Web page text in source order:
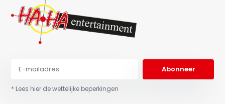
Abonneer
* Lees hier de wettelijke beperkingen